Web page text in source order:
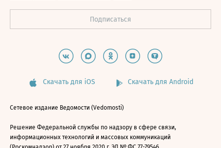
Скачать для iOS Скачать для Android
Сетевое издание Ведомости (Vedomosti)
Решение Федеральной службы по надзору в сфере связи,
информационных технологий и массовых коммуникаций